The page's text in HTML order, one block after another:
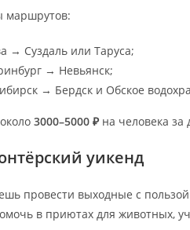
маршрутов:
→ Суздаль или Таруса;
→ Невьянск;
→ Бердск и Обское
3000–5000 ₽ на человека за
уикенд
провести выходные с
в приютах для животных,